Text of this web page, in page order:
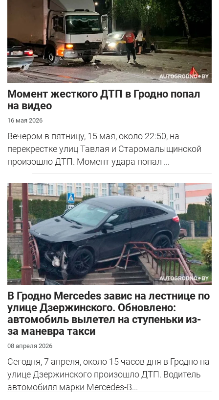
Момент жесткого ДТП в Гродно попал
на видео
16 мая 2026
Вечером в пятницу, 15 мая, около 22:50, на
перекрестке улиц Тавлая и Старомалыщинской
произошло ДТП. Момент удара попал ...
В Гродно Mercedes завис на лестнице по
улице Дзержинского. Обновлено:
автомобиль вылетел на ступеньки из-
за маневра такси
08 апреля 2026
Сегодня, 7 апреля, около 15 часов дня в Гродно на
улице Дзержинского произошло ДТП. Водитель
автомобиля марки Mercedes-B...